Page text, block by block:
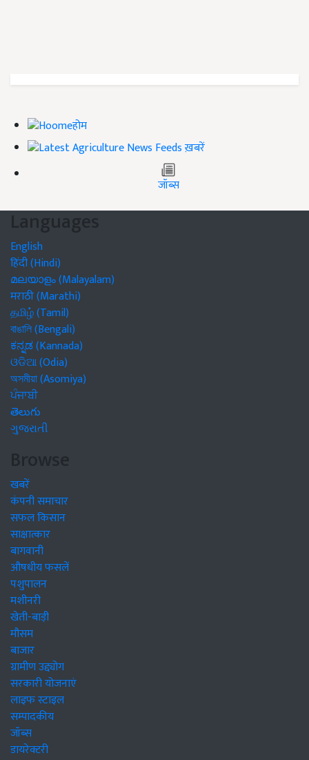
होम
ख़बरें
जॉब्स
Languages
English
हिंदी (Hindi)
മലയാളം (Malayalam)
मराठी (Marathi)
தமிழ் (Tamil)
বাঙালি (Bengali)
ಕನ್ನಡ (Kannada)
ଓଡିଆ (Odia)
অসমীয়া (Asomiya)
ਪੰਜਾਬੀ
తెలుగు
ગુજરાતી
Browse
खबरें
कंपनी समाचार
सफल किसान
साक्षात्कार
बागवानी
औषधीय फसलें
पशुपालन
मशीनरी
खेती-बाड़ी
मौसम
बाजार
ग्रामीण उद्द्योग
सरकारी योजनाएं
लाइफ स्टाइल
सम्पादकीय
जॉब्स
डायरेक्टरी